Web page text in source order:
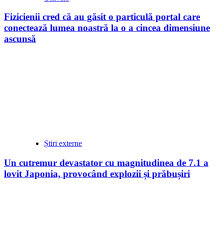
Fizicienii cred că au găsit o particulă portal care
conectează lumea noastră la o a cincea dimensiune
ascunsă
Știri externe
Un cutremur devastator cu magnitudinea de 7.1 a
lovit Japonia, provocând explozii și prăbușiri